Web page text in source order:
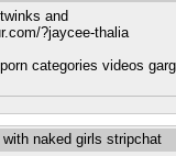
and
?jaycee-thalia
categories videos
naked girls stripchat